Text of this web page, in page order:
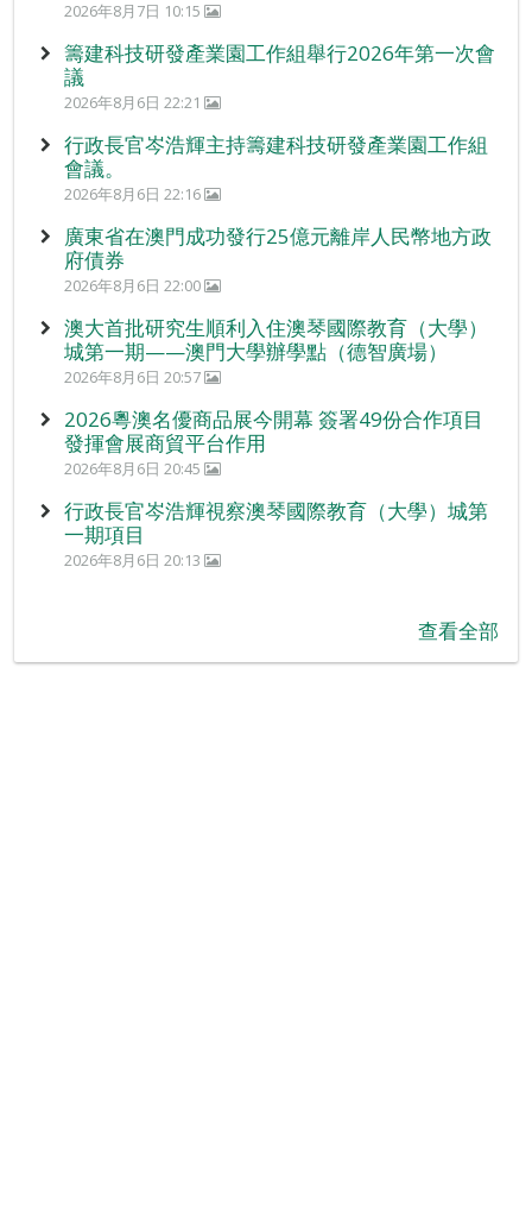
2026年8月7日 10:15
籌建科技研發產業園工作組舉行2026年第一次會
議
2026年8月6日 22:21
行政長官岑浩輝主持籌建科技研發產業園工作組
會議。
2026年8月6日 22:16
廣東省在澳門成功發行25億元離岸人民幣地方政
府債券
2026年8月6日 22:00
澳大首批研究生順利入住澳琴國際教育（大學）
城第一期——澳門大學辦學點（德智廣場）
2026年8月6日 20:57
2026粵澳名優商品展今開幕 簽署49份合作項目
發揮會展商貿平台作用
2026年8月6日 20:45
行政長官岑浩輝視察澳琴國際教育（大學）城第
一期項目
2026年8月6日 20:13
查看全部